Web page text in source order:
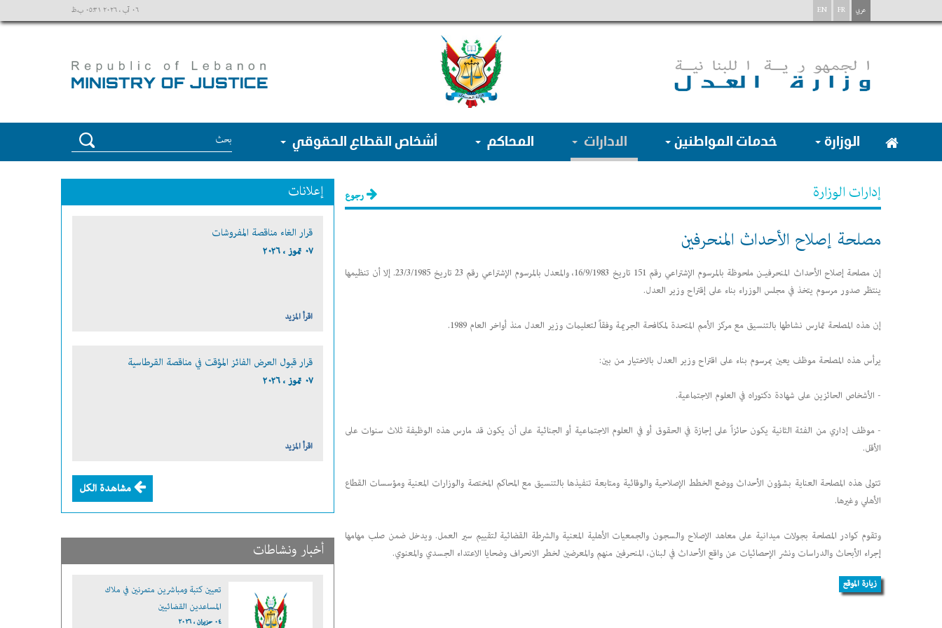
٠٦ آب ، ٢٠٢٦ ٠٥:٣١ ب.ظ EN FR عربي
الوزارة خدمات المواطنين الادارات المحاكم أشخاص القطاع الحقوقي
إدارات الوزارة رجوع
مصلحة إصلاح الأحداث المنحرفين
إن مصلحة إصلاح الأحداث المنحرفيـن ملحوظة بالمرسوم الإشتراعي رقم 151 تاريخ 16/9/1983، والمعدل بالمرسوم الإشتراعي رقم 23 تاريخ 23/3/1985. إلا أن تنظيمها
ينتظر صدور مرسوم يتخذ في مجلس الوزراء بناء على إقتراح وزير العدل.
إن هذه المصلحة تمارس نشاطها بالتنسيق مع مركز الأمم المتحدة لمكافحة الجريمة وفقاً لتعليمات وزير العدل منذ أواخر العام 1989.
يرأس هذه المصلحة موظف يعين بمرسوم بناء على اقتراح وزير العدل بالاختيار من بين:
- الأشخاص الحائزين على شهادة دكتوراه في العلوم الاجتماعية.
- موظف إداري من الفئة الثانية يكون حائزاً على إجازة في الحقوق أو في العلوم الاجتماعية أو الجنائية على أن يكون قد مارس هذه الوظيفة ثلاث سنوات على
الأقل.
تتولى هذه المصلحة العناية بشؤون الأحداث ووضع الخطط الإصلاحية والوقائية ومتابعة تنفيذها بالتنسيق مع المحاكم المختصة والوزارات المعنية ومؤسسات القطاع
الأهلي وغيرها.
وتقوم كوادر المصلحة بجولات ميدانية على معاهد الإصلاح والسجون والجمعيات الأهلية المعنية والشرطة القضائية لتقييم سير العمل. ويدخل ضمن صلب مهامها
إجراء الأبحاث والدراسات ونشر الإحصائيات عن واقع الأحداث في لبنان، المنحرفين منهم والمعرضين لخطر الانحراف وضحايا الاعتداء الجسدي والمعنوي.
زيارة الموقع
إعلانات
قرار الغاء مناقصة المفروشات
٠٧ تموز ، ٢٠٢٦
اقرأ المزيد
قرار قبول العرض الفائز المؤقت في مناقصة القرطاسية
٠٧ تموز ، ٢٠٢٦
اقرأ المزيد
مشاهدة الكل
أخبار ونشاطات
تعيين كتبة ومباشرين متمرنين في ملاك
المساعدين القضائيين
٠٤ حزيران ، ٢٠٢٦